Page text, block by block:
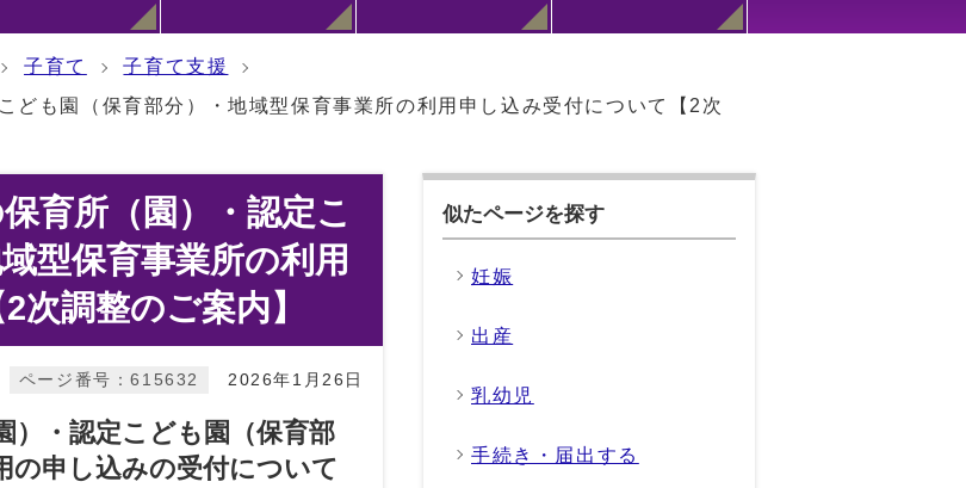
子育て
子育て支援
ども園（保育部分）・地域型保育事業所の利用申し込み受付について【2次
育所（園）・認定こ
型保育事業所の利用
次調整のご案内】
2026年1月26日
ページ番号：615632
）・認定こども園（保育部
の申し込みの受付について
似たページを探す
妊娠
出産
乳幼児
手続き・届出する